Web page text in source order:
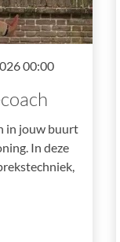
00:00
in jouw buurt
In deze